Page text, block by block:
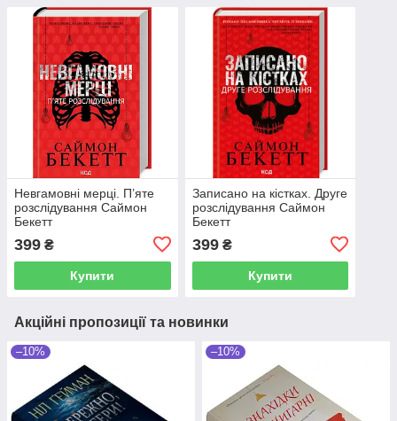
Невгамовні мерці. П’яте
розслідування Саймон
Бекетт
399 ₴
Купити
Записано на кістках. Друге
розслідування Саймон
Бекетт
399₴
Купити
Акційні пропозиції та новинки
–10% –10%